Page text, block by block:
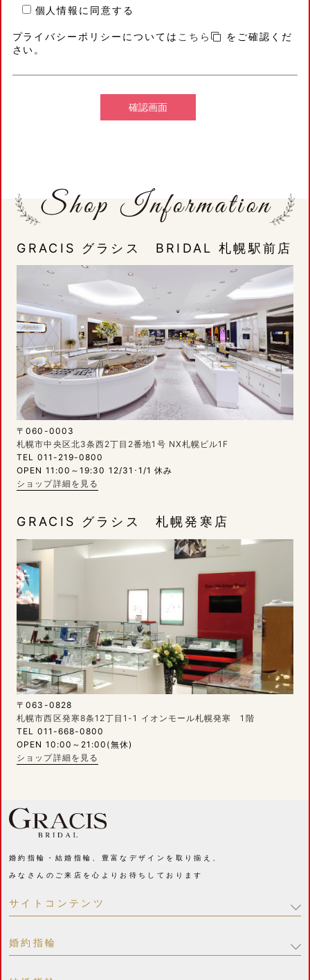
個人情報に同意する
プライバシーポリシーについては こちら
をご確認くだ
さい。
GRACIS グラシス BRIDAL 札幌駅前店
〒060-0003
札幌市中央区北3条西2丁目2番地1号 NX札幌ビル1F
TEL 011-219-0800
OPEN 11:00～19:30 12/31･1/1 休み
ショップ詳細を見る
GRACIS グラシス 札幌発寒店
〒063-0828
札幌市西区発寒8条12丁目1-1 イオンモール札幌発寒 1階
TEL 011-668-0800
OPEN 10:00～21:00(無休)
ショップ詳細を見る
婚約指輪・結婚指輪、豊富なデザインを取り揃え、
みなさんのご来店を心よりお待ちしております
サイトコンテンツ
婚約指輪